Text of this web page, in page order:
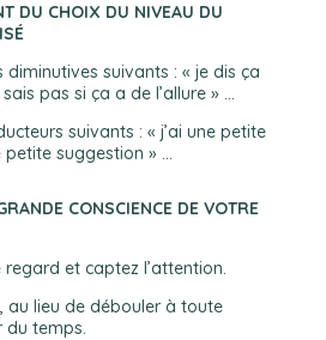
DU CHOIX DU NIVEAU DU
diminutives suivants : « je dis ça
pas si ça a de l’allure » …
suivants : « j’ai une petite
petite suggestion » …
CONSCIENCE DE VOTRE
regard et captez l’attention.
au lieu de débouler à toute
du temps.